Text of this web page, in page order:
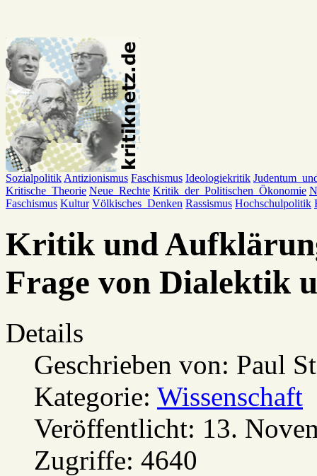
Sozialpolitik Antizionismus Faschismus Ideologiekritik
Kritische_Theorie Neue_Rechte Kritik_der_Politischen_Ökonomie
Faschismus Kultur Völkisches_Denken Rassismus Hochschulpolitik
Kritik und
Frage von Dialektik
Details
Geschrieben von: Paul
Kategorie: Wissenschaft
Veröffentlicht: 13.
Zugriffe: 4640